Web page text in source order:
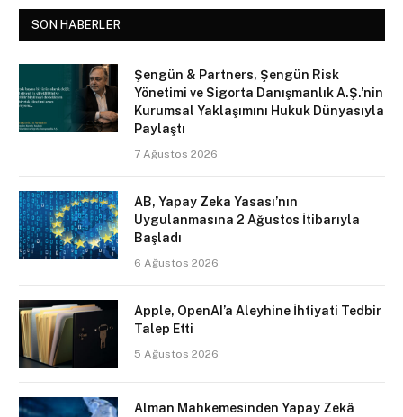
SON HABERLER
Şengün & Partners, Şengün Risk
Yönetimi ve Sigorta Danışmanlık A.Ş.’nin
Kurumsal Yaklaşımını Hukuk Dünyasıyla
Paylaştı
7 Ağustos 2026
AB, Yapay Zeka Yasası’nın
Uygulanmasına 2 Ağustos İtibarıyla
Başladı
6 Ağustos 2026
Apple, OpenAI’a Aleyhine İhtiyati Tedbir
Talep Etti
5 Ağustos 2026
Alman Mahkemesinden Yapay Zekâ